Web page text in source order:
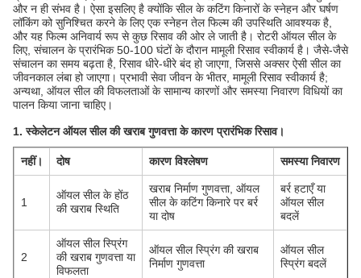
और न ही संभव है। ऐसा इसलिए है क्योंकि सील के कटिंग किनारों के स्नेहन और घर्षण
लॉकिंग को सुनिश्चित करने के लिए एक स्नेहन तेल फिल्म की उपस्थिति आवश्यक है,
और यह फिल्म अनिवार्य रूप से कुछ रिसाव की ओर ले जाती है। रोटरी ऑयल सील के
लिए, संचालन के प्रारंभिक 50-100 घंटों के दौरान मामूली रिसाव स्वीकार्य है। जैसे-जैसे
संचालन का समय बढ़ता है, रिसाव धीरे-धीरे बंद हो जाएगा, जिससे अक्सर ऐसी सील का
जीवनकाल लंबा हो जाएगा। प्रभावी सेवा जीवन के भीतर, मामूली रिसाव स्वीकार्य है;
अन्यथा, ऑयल सील की विफलताओं के सामान्य कारणों और समस्या निवारण विधियों का
पालन किया जाना चाहिए।
1. स्केलेटन ऑयल सील की खराब गुणवत्ता के कारण प्रारंभिक रिसाव।
नहीं। दोष कारण विश्लेषण समस्या निवारण
1
ऑयल सील के होंठ
की खराब स्थिति
खराब निर्माण गुणवत्ता, ऑयल
सील के कटिंग किनारे पर बर्र
या दोष
बर्र हटाएँ या
ऑयल सील
बदलें
2
ऑयल सील स्प्रिंग
की खराब गुणवत्ता या
विफलता
ऑयल सील स्प्रिंग की खराब
निर्माण गुणवत्ता
ऑयल सील
स्प्रिंग बदलें